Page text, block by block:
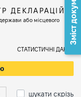
ДЕКЛАРАЦІЙ
або місцевого
СТАТИСТИЧНІ ДАНІ
шукати скрізь
Зміст документа